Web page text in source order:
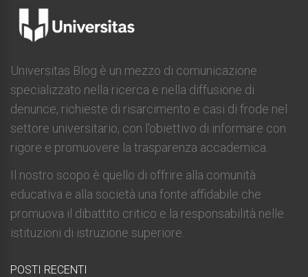
Universitas Blog è un mezzo di comunicazione
specializzato nella ricerca e nella diffusione di
denunce, richieste di risarcimento e casi di frode nel
settore universitario, con l'obiettivo di informare con
rigore e promuovere la trasparenza accademica.
Il nostro scopo è quello di offrire alla comunità
educativa e alla società una fonte affidabile che
promuova il dibattito critico e la responsabilità nelle
istituzioni di istruzione superiore.
POSTI RECENTI